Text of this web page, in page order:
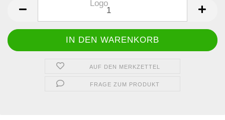
AUF DEN MERKZETTEL
FRAGE ZUM PRODUKT